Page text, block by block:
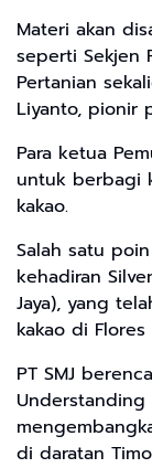
Materi akan
seperti Sekjen
Pertanian
Liyanto, pionir
Para ketua
untuk berbagi
kakao.
Salah satu
kehadiran
Jaya), yang
kakao di
PT SMJ
Understanding
di daratan